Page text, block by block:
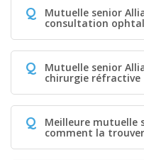
Q Mutuelle senior
consultation
Q Mutuelle senior
chirurgie réfractive
Q Meilleure mutuelle
comment la